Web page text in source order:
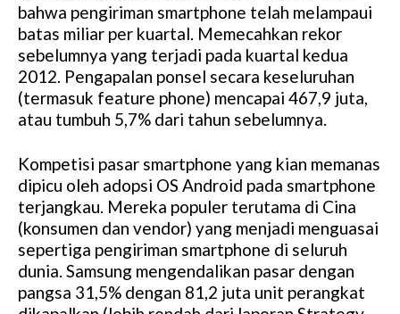
bahwa pengiriman smartphone telah melampaui
batas miliar per kuartal. Memecahkan rekor
sebelumnya yang terjadi pada kuartal kedua
2012. Pengapalan ponsel secara keseluruhan
(termasuk feature phone) mencapai 467,9 juta,
atau tumbuh 5,7% dari tahun sebelumnya.
Kompetisi pasar smartphone yang kian memanas
dipicu oleh adopsi OS Android pada smartphone
terjangkau. Mereka populer terutama di Cina
(konsumen dan vendor) yang menjadi menguasai
sepertiga pengiriman smartphone di seluruh
dunia. Samsung mengendalikan pasar dengan
pangsa 31,5% dengan 81,2 juta unit perangkat